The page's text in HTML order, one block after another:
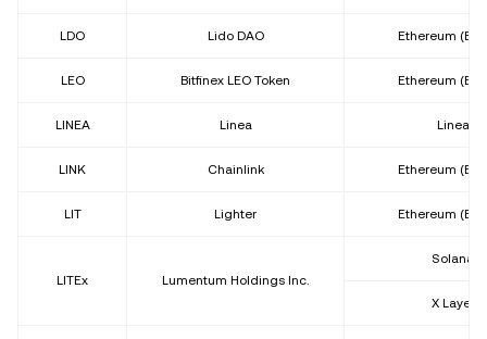
LDO Lido DAO Ethereum
LEO Bitfinex LEO Token Ethereum
LINEA Linea Linea
LINK Chainlink Ethereum
LIT Lighter Ethereum
LITEx Lumentum Holdings Inc.
Solana
X Layer